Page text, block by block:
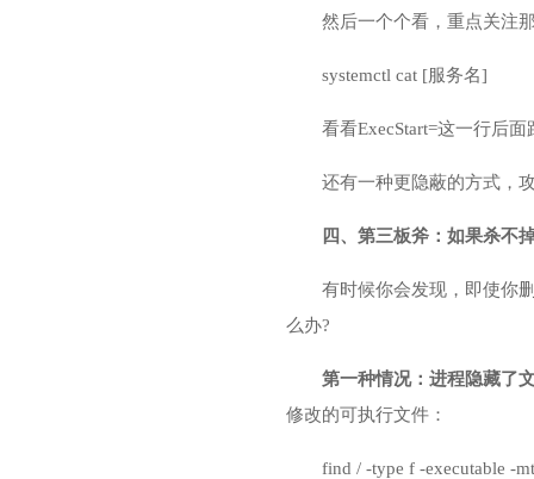
然后一个个看，重点关注
systemctl cat [服务名]
看看ExecStart=这一行后
还有一种更隐蔽的方式，
四、第三板斧：如果杀不
有时候你会发现，即使你
么办?
第一种情况：进程隐藏了
修改的可执行文件：
find / -type f -executable -